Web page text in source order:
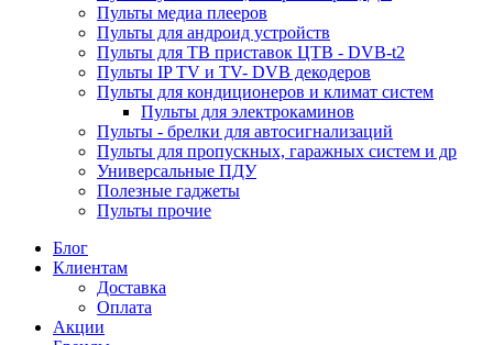
Пульты медиа плееров
Пульты для андроид устройств
Пульты для ТВ приставок ЦТВ - DVB-t2
Пульты IP TV и TV- DVB декодеров
Пульты для кондиционеров и климат систем
Пульты для электрокаминов
Пульты - брелки для автосигнализаций
Пульты для пропускных, гаражных систем и др
Универсальные ПДУ
Полезные гаджеты
Пульты прочие
Блог
Клиентам
Доставка
Оплата
Акции